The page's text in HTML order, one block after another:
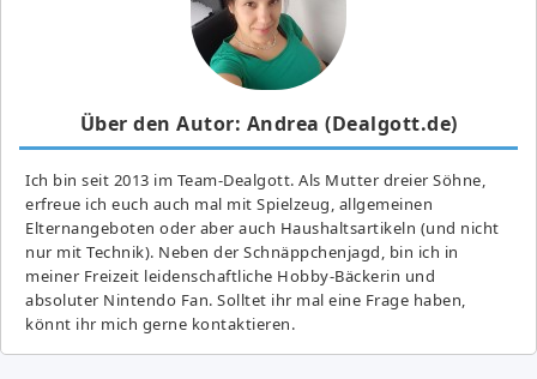
Über den Autor: Andrea (Dealgott.de)
Ich bin seit 2013 im Team-Dealgott. Als Mutter dreier Söhne,
erfreue ich euch auch mal mit Spielzeug, allgemeinen
Elternangeboten oder aber auch Haushaltsartikeln (und nicht
nur mit Technik). Neben der Schnäppchenjagd, bin ich in
meiner Freizeit leidenschaftliche Hobby-Bäckerin und
absoluter Nintendo Fan. Solltet ihr mal eine Frage haben,
könnt ihr mich gerne kontaktieren.